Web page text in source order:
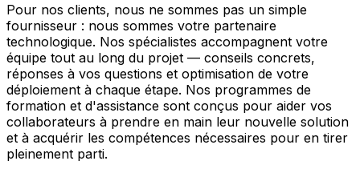
Pour nos clients, nous ne sommes pas un simple
fournisseur : nous sommes votre partenaire
technologique. Nos spécialistes accompagnent votre
équipe tout au long du projet — conseils concrets,
réponses à vos questions et optimisation de votre
déploiement à chaque étape. Nos programmes de
formation et d'assistance sont conçus pour aider vos
collaborateurs à prendre en main leur nouvelle solution
et à acquérir les compétences nécessaires pour en tirer
pleinement parti.